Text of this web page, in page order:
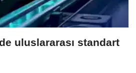
uluslararası standart